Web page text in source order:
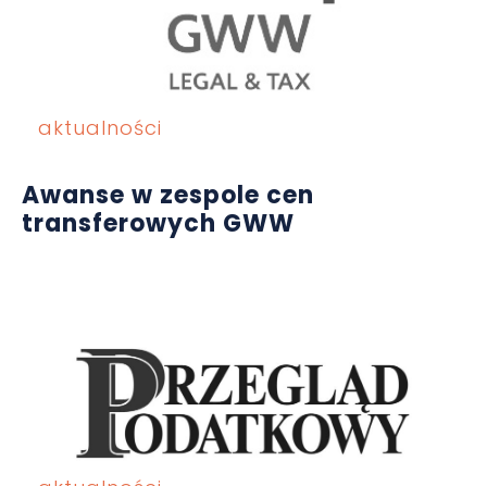
aktualności
Awanse w zespole cen
transferowych GWW